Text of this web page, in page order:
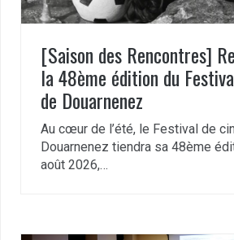
[Saison des Rencontres]
la 48ème édition du
de Douarnenez
Au cœur de l’été, le Festival de
Douarnenez tiendra sa 48ème
août 2026,…